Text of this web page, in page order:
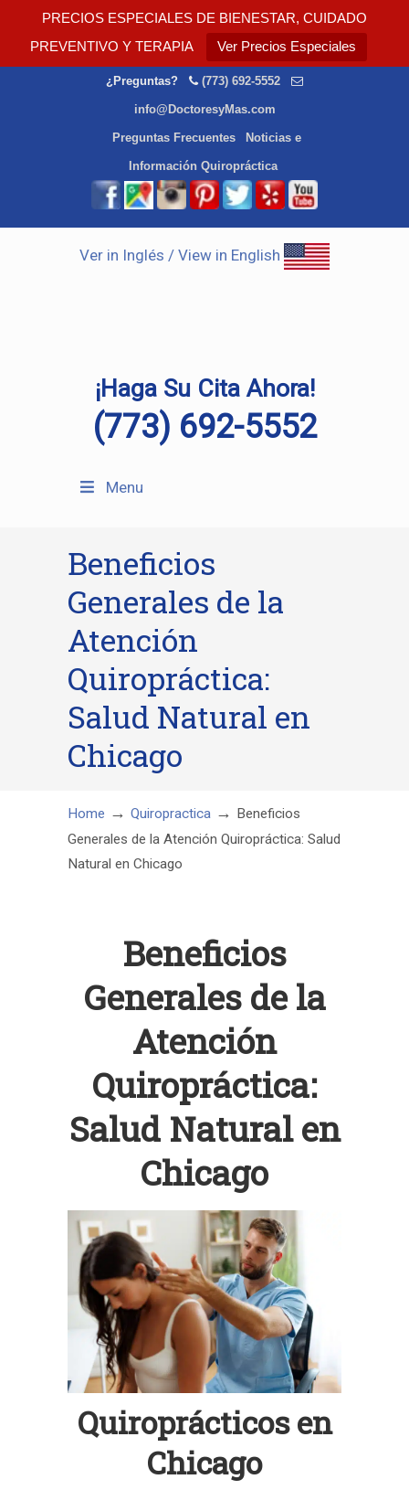
PRECIOS ESPECIALES DE BIENESTAR, CUIDADO
PREVENTIVO Y TERAPIA
Ver Precios Especiales
¿Preguntas? (773) 692-5552
info@DoctoresyMas.com
Preguntas Frecuentes Noticias e
Información Quiropráctica
Ver in Inglés / View in English
¡Haga Su Cita Ahora!
(773) 692-5552
Menu
Beneficios
Generales de la
Atención
Quiropráctica:
Salud Natural en
Chicago
Home → Quiropractica → Beneficios
Generales de la Atención Quiropráctica: Salud
Natural en Chicago
Beneficios
Generales de la
Atención
Quiropráctica:
Salud Natural en
Chicago
Quiroprácticos en
Chicago